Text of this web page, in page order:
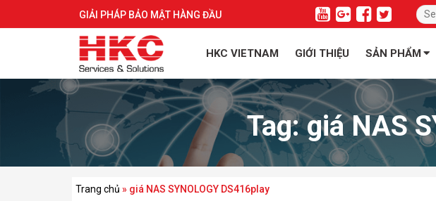
GIẢI PHÁP BẢO MẬT HÀNG ĐẦU
HKC VIETNAM GIỚI THIỆU SẢN PHẨM
Tag:giá NAS
Trang chủ » giá NAS SYNOLOGY DS416play